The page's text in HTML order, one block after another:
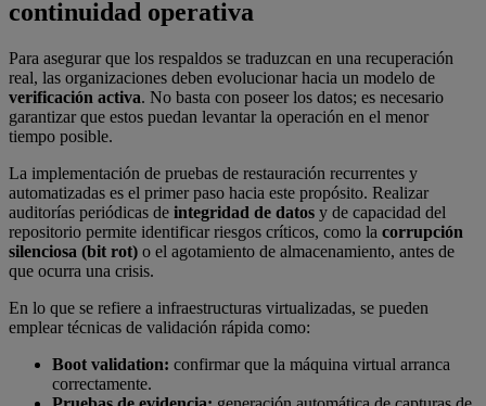
continuidad operativa
Para asegurar que los respaldos se traduzcan en una recuperación
real, las organizaciones deben evolucionar hacia un modelo de
verificación activa. No basta con poseer los datos; es necesario
garantizar que estos puedan levantar la operación en el menor
tiempo posible.
La implementación de pruebas de restauración recurrentes y
automatizadas es el primer paso hacia este propósito. Realizar
auditorías periódicas de integridad de datos y de capacidad del
repositorio permite identificar riesgos críticos, como la corrupción
silenciosa (bit rot) o el agotamiento de almacenamiento, antes de
que ocurra una crisis.
En lo que se refiere a infraestructuras virtualizadas, se pueden
emplear técnicas de validación rápida como:
Boot validation: confirmar que la máquina virtual arranca
correctamente.